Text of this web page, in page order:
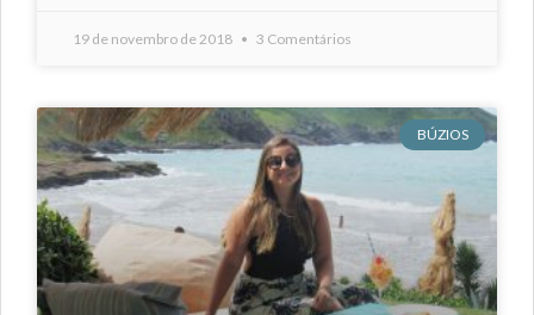
19 de novembro de 2018 3 Comentários
BÚZIOS